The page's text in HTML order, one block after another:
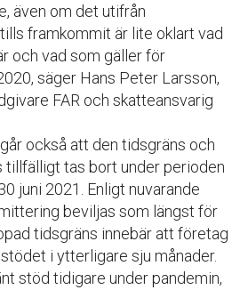
även om det utifrån
framkommit är lite oklart vad
och vad som gäller för
säger Hans Peter Larsson,
FAR och skatteansvarig
också att den tidsgräns och
tillfälligt tas bort under perioden
juni 2021. Enligt nuvarande
beviljas som längst för
tidsgräns innebär att företag
i ytterligare sju månader.
stöd tidigare under pandemin,